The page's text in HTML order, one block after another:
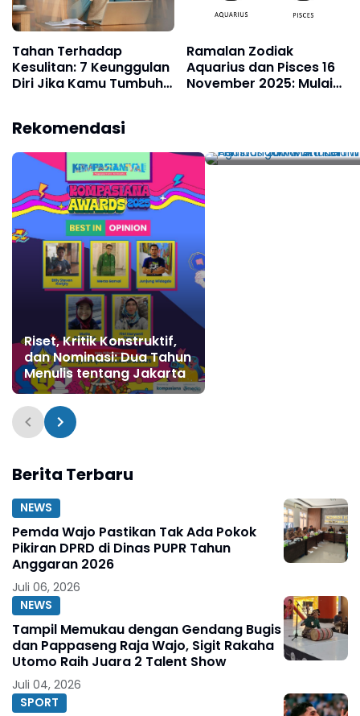
Tahan Terhadap
Kesulitan: 7 Keunggulan
Diri Jika Kamu Tumbuh
Ramalan Zodiak
Aquarius dan Pisces 16
November 2025: Mulai
Rekomendasi
Riset, Kritik Konstruktif,
dan Nominasi: Dua Tahun
Menulis tentang Jakarta
Wuku dan Weton
Berita Terbaru
NEWS
Pemda Wajo Pastikan Tak Ada Pokok
Pikiran DPRD di Dinas PUPR Tahun
Anggaran 2026
Juli 06, 2026
NEWS
Tampil Memukau dengan Gendang Bugis
dan Pappaseng Raja Wajo, Sigit Rakaha
Utomo Raih Juara 2 Talent Show
Juli 04, 2026
SPORT